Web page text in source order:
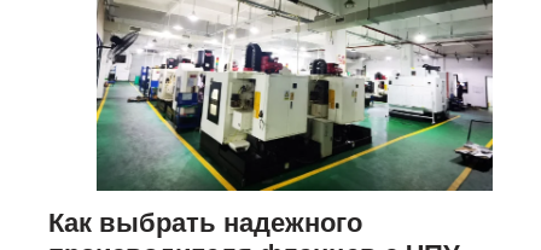
Как выбрать надежного